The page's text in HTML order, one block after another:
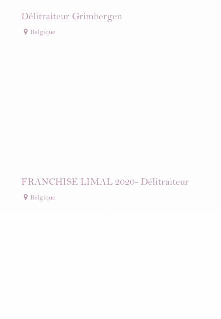
Délitraiteur Grimbergen
Belgique
FRANCHISE LIMAL 2020- Délitraiteur
Belgique